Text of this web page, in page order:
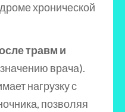
хронической
травм и
врача).
нагрузку с
позволяя